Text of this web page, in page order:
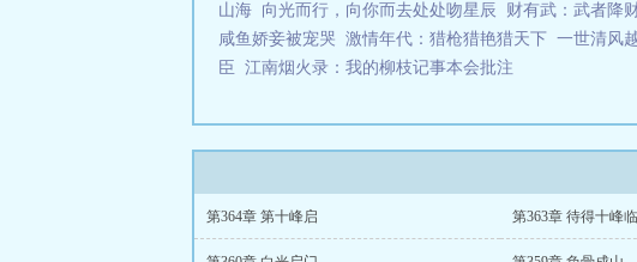
山海 向光而行，向你而去处处吻星辰 财有武：武者降
咸鱼娇妾被宠哭 激情年代：猎枪猎艳猎天下 一世清风
臣
江南烟火录：我的柳枝记事本会批注
第364章 第十峰启 第363章 待得十峰临